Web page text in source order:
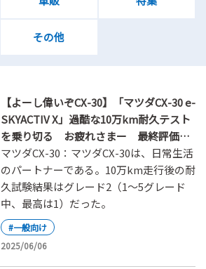
その他
【よーし偉いぞCX-30】「マツダCX-30 e-
SKYACTIV X」過酷な10万km耐久テスト
を乗り切る お疲れさまー 最終評価
は？
マツダCX-30：マツダCX-30は、日常生活
のパートナーである。10万km走行後の耐
久試験結果はグレード2（1～5グレード
中、最高は1）だった。
#一般向け
2025/06/06